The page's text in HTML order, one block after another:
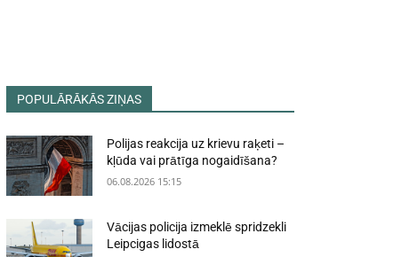
POPULĀRĀKĀS ZIŅAS
Polijas reakcija uz krievu raķeti –
kļūda vai prātīga nogaidīšana?
06.08.2026 15:15
Vācijas policija izmeklē spridzekli
Leipcigas lidostā